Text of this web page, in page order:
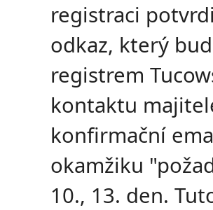
registraci
odkaz, který
registrem
kontaktu
konfirmační
okamžiku
10., 13. den.